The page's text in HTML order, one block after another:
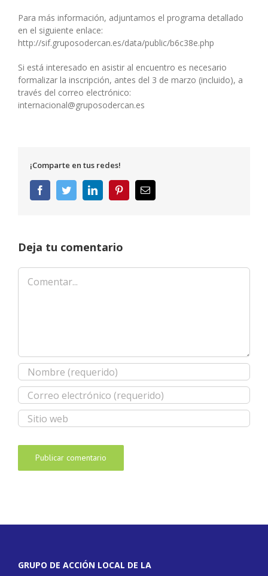
Para más información, adjuntamos el programa detallado
en el siguiente enlace:
http://sif.gruposodercan.es/data/public/b6c38e.php
Si está interesado en asistir al encuentro es necesario
formalizar la inscripción, antes del 3 de marzo (incluido), a
través del correo electrónico:
internacional@gruposodercan.es
¡Comparte en tus redes!
FacebookTwitterLinkedInPinterestCorreo
electrónico
Deja tu comentario
Comentar
GRUPO DE ACCIÓN LOCAL DE LA